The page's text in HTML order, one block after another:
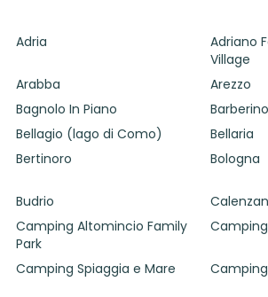
Adria
Adriano
Village
Arabba Arezzo
Bagnolo In Piano
Bellagio (lago di Como) Bellaria
Bertinoro Bologna
Budrio
Camping Altomincio Family
Park
Camping Spiaggia e Mare